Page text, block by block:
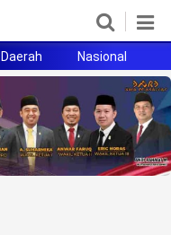
Daerah Nasional